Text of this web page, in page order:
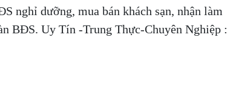
nghỉ dưỡng, mua bán khách sạn, nhận làm
BĐS. Uy Tín -Trung Thực-Chuyên Nghiệp :